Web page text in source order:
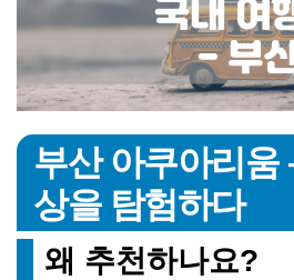
부산 아쿠아리움
상을 탐험하다
왜 추천하나요?